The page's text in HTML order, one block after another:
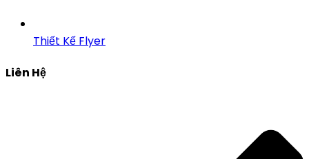
Thiết Kế Flyer
Liên Hệ